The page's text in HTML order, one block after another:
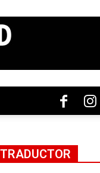
TRADUCTOR